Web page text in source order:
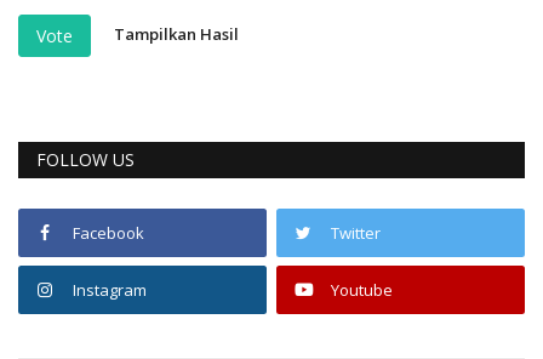
Vote Tampilkan Hasil
FOLLOW US
Facebook Twitter
Instagram Youtube